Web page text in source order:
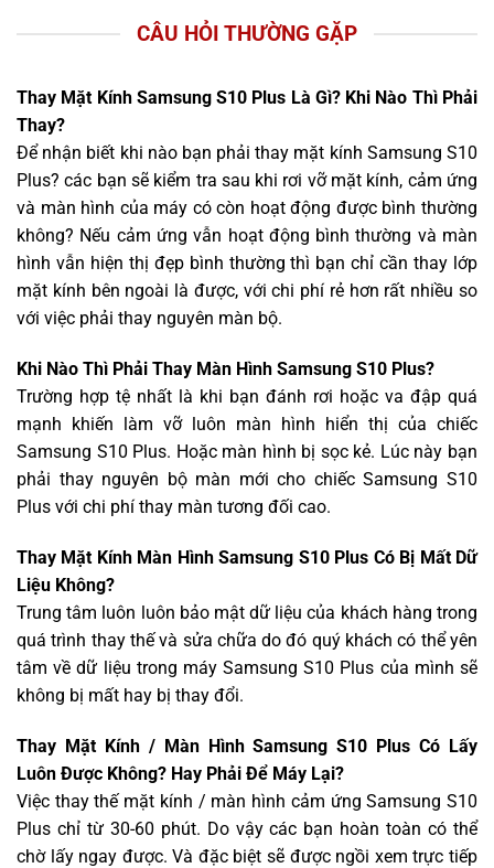
CÂU HỎI THƯỜNG GẶP
Thay Mặt Kính Samsung S10 Plus Là Gì? Khi Nào Thì Phải
Thay?
Để nhận biết khi nào bạn phải thay mặt kính Samsung S10
Plus? các bạn sẽ kiểm tra sau khi rơi vỡ mặt kính, cảm ứng
và màn hình của máy có còn hoạt động được bình thường
không? Nếu cảm ứng vẫn hoạt động bình thường và màn
hình vẫn hiện thị đẹp bình thường thì bạn chỉ cần thay lớp
mặt kính bên ngoài là được, với chi phí rẻ hơn rất nhiều so
với việc phải thay nguyên màn bộ.
Khi Nào Thì Phải Thay Màn Hình Samsung S10 Plus?
Trường hợp tệ nhất là khi bạn đánh rơi hoặc va đập quá
mạnh khiến làm vỡ luôn màn hình hiển thị của chiếc
Samsung S10 Plus. Hoặc màn hình bị sọc kẻ. Lúc này bạn
phải thay nguyên bộ màn mới cho chiếc Samsung S10
Plus với chi phí thay màn tương đối cao.
Thay Mặt Kính Màn Hình Samsung S10 Plus Có Bị Mất Dữ
Liệu Không?
Trung tâm luôn luôn bảo mật dữ liệu của khách hàng trong
quá trình thay thế và sửa chữa do đó quý khách có thể yên
tâm về dữ liệu trong máy Samsung S10 Plus của mình sẽ
không bị mất hay bị thay đổi.
Thay Mặt Kính / Màn Hình Samsung S10 Plus Có Lấy
Luôn Được Không? Hay Phải Để Máy Lại?
Việc thay thế mặt kính / màn hình cảm ứng Samsung S10
Plus chỉ từ 30-60 phút. Do vậy các bạn hoàn toàn có thể
chờ lấy ngay được. Và đặc biệt sẽ được ngồi xem trực tiếp